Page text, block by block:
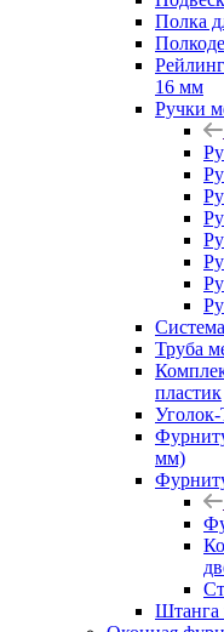
Полка
16 мм
Ручки
Труба
пластик
мм)
Штанга